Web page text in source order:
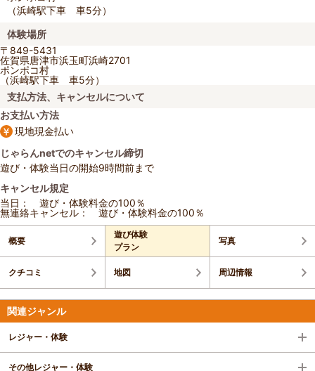
（浜崎駅下車 車5分）
体験場所
〒849-5431
佐賀県唐津市浜玉町浜崎2701
ポンポコ村
（浜崎駅下車 車5分）
支払方法、キャンセルについて
お支払い方法
現地現金払い
じゃらんnetでのキャンセル締切
遊び・体験当日の開始9時間前まで
キャンセル規定
当日： 遊び・体験料金の100％
無連絡キャンセル： 遊び・体験料金の100％
概要
遊び体験
プラン
写真
クチコミ 地図 周辺情報
関連ジャンル
レジャー・体験
その他レジャー・体験